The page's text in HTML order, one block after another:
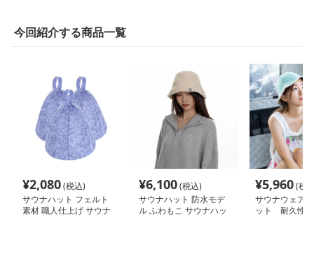
今回紹介する商品一覧
¥2,080(税込)
サウナハット フェルト
素材 職人仕上げ サウナ
¥6,100(税込)
サウナハット 防水モデ
ル ふわもこ サウナハッ
¥5,960(税
サウナウェア/
ット 耐久性